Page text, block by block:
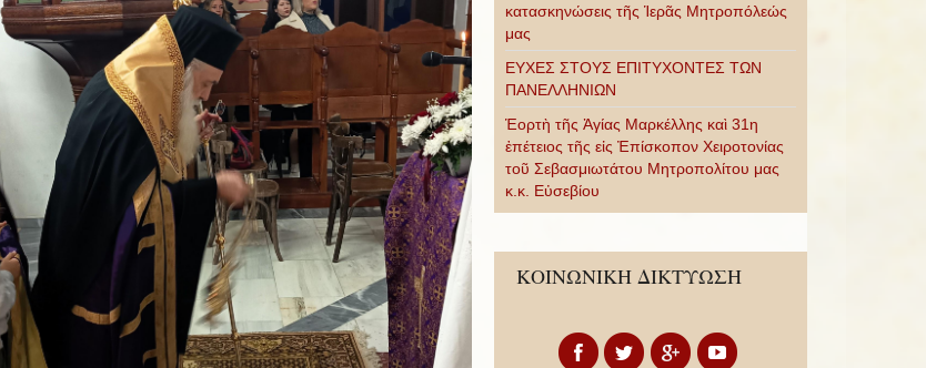
κατασκηνώσεις τῆς Ἱερᾶς Μητροπόλεώς
μας
ΕΥΧΕΣ ΣΤΟΥΣ ΕΠΙΤΥΧΟΝΤΕΣ ΤΩΝ
ΠΑΝΕΛΛΗΝΙΩΝ
Ἑορτὴ τῆς Ἁγίας Μαρκέλλης καὶ 31η
ἐπέτειος τῆς εἰς Ἐπίσκοπον Χειροτονίας
τοῦ Σεβασμιωτάτου Μητροπολίτου μας
κ.κ. Εὐσεβίου
ΚΟΙΝΩΝΙΚΗ ΔΙΚΤΥΩΣΗ